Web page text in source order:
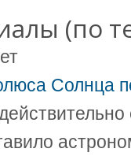
(по
Солнца